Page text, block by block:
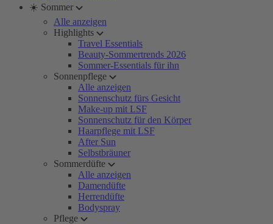
☀️ Sommer
Alle anzeigen
Highlights
Travel Essentials
Beauty-Sommertrends 2026
Sommer-Essentials für ihn
Sonnenpflege
Alle anzeigen
Sonnenschutz fürs Gesicht
Make-up mit LSF
Sonnenschutz für den Körper
Haarpflege mit LSF
After Sun
Selbstbräuner
Sommerdüfte
Alle anzeigen
Damendüfte
Herrendüfte
Bodyspray
Pflege